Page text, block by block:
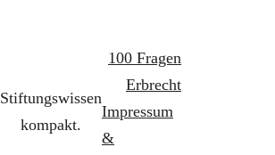
Stiftungswissen
kompakt.
100 Fragen
Erbrecht
Impressum
&